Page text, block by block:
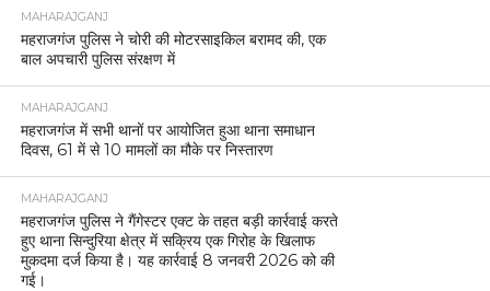
MAHARAJGANJ
महराजगंज पुलिस ने चोरी की मोटरसाइकिल बरामद की, एक
बाल अपचारी पुलिस संरक्षण में
MAHARAJGANJ
महराजगंज में सभी थानों पर आयोजित हुआ थाना समाधान
दिवस, 61 में से 10 मामलों का मौके पर निस्तारण
MAHARAJGANJ
महराजगंज पुलिस ने गैंगेस्टर एक्ट के तहत बड़ी कार्रवाई करते
हुए थाना सिन्दुरिया क्षेत्र में सक्रिय एक गिरोह के खिलाफ
मुकदमा दर्ज किया है। यह कार्रवाई 8 जनवरी 2026 को की
गई।